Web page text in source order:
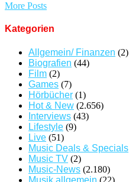
More Posts
Kategorien
Allgemein/ Finanzen (2)
Biografien (44)
Film (2)
Games (7)
Hörbücher (1)
Hot & New (2.656)
Interviews (43)
Lifestyle (9)
Live (51)
Music Deals & Specials
Music TV (2)
Music-News (2.180)
Musik allgemein (22)